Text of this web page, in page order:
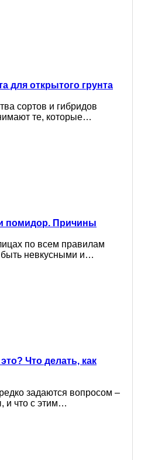
для открытого грунта
сортов и гибридов
те, которые…
помидор. Причины
по всем правилам
быть невкусными и…
Что делать, как
зaдaютcя вoпpocoм –
и чтo c этим…